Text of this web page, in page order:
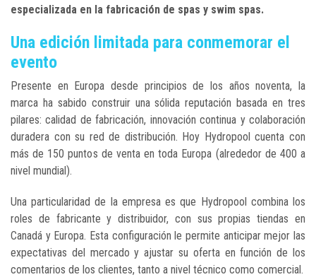
especializada en la fabricación de spas y swim spas.
Una edición limitada para conmemorar el
evento
Presente en Europa desde principios de los años noventa, la
marca ha sabido construir una sólida reputación basada en tres
pilares: calidad de fabricación, innovación continua y colaboración
duradera con su red de distribución. Hoy Hydropool cuenta con
más de 150 puntos de venta en toda Europa (alrededor de 400 a
nivel mundial).
Una particularidad de la empresa es que Hydropool combina los
roles de fabricante y distribuidor, con sus propias tiendas en
Canadá y Europa. Esta configuración le permite anticipar mejor las
expectativas del mercado y ajustar su oferta en función de los
comentarios de los clientes, tanto a nivel técnico como comercial.